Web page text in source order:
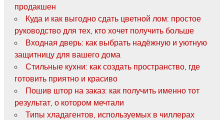
продакшен
Куда и как выгодно сдать цветной лом: простое
руководство для тех, кто хочет получить больше
Входная дверь: как выбрать надёжную и уютную
защитницу для вашего дома
Стильные кухни: как создать пространство, где
готовить приятно и красиво
Пошив штор на заказ: как получить именно тот
результат, о котором мечтали
Типы хладагентов, используемых в чиллерах